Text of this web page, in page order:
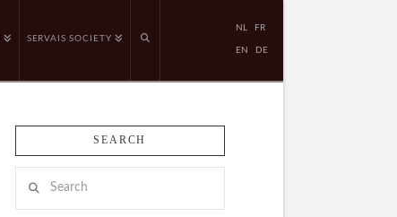
SERVAIS SOCIETY
NL FR
EN DE
SEARCH